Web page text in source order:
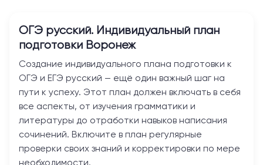
ОГЭ русский. Индивидуальный план
подготовки Воронеж
Создание индивидуального плана подготовки к
ОГЭ и ЕГЭ русский — ещё один важный шаг на
пути к успеху. Этот план должен включать в себя
все аспекты, от изучения грамматики и
литературы до отработки навыков написания
сочинений. Включите в план регулярные
проверки своих знаний и корректировки по мере
необходимости.